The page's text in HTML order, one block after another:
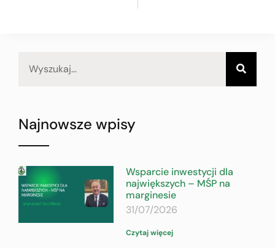
Najnowsze wpisy
Wsparcie inwestycji dla
największych – MŚP na
marginesie
31/07/2026
Czytaj więcej